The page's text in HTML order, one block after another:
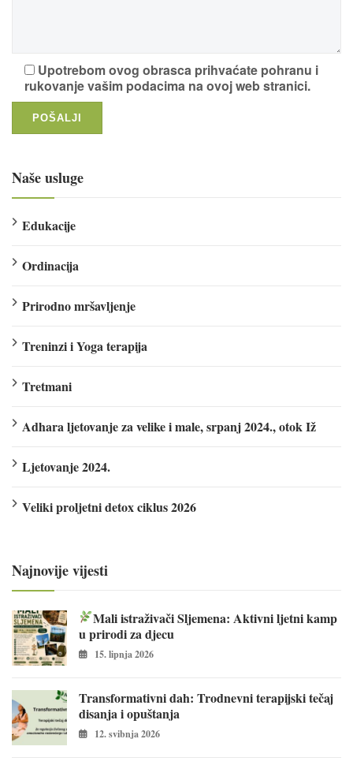
Upotrebom ovog obrasca prihvaćate pohranu i
rukovanje vašim podacima na ovoj web stranici.
Naše usluge
Edukacije
Ordinacija
Prirodno mršavljenje
Treninzi i Yoga terapija
Tretmani
Adhara ljetovanje za velike i male, srpanj 2024., otok Iž
Ljetovanje 2024.
Veliki proljetni detox ciklus 2026
Najnovije vijesti
Mali istraživači Sljemena: Aktivni ljetni kamp
u prirodi za djecu
15. lipnja 2026
Transformativni dah: Trodnevni terapijski tečaj
disanja i opuštanja
12. svibnja 2026